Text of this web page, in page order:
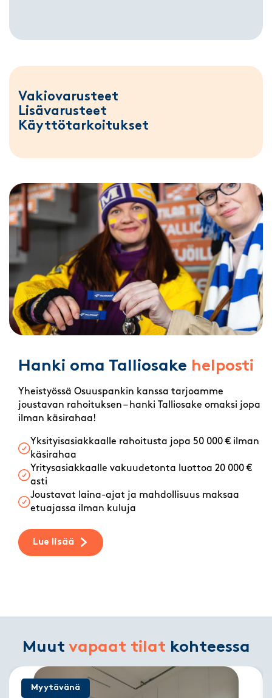
Vakiovarusteet
Lisävarusteet
Käyttötarkoitukset
Hanki oma Talliosake helposti
Yheistyössä Osuuspankin kanssa tarjoamme
joustavan rahoituksen – hanki Talliosake omaksi jopa
ilman käsirahaa!
Yksityisasiakkaalle rahoitusta jopa 50 000 € ilman
käsirahaa
Yritysasiakkaalle vakuudetonta luottoa 20 000 €
asti
Joustavat laina-ajat ja mahdollisuus maksaa
etuajassa ilman kuluja
Lue lisää
Muut vapaat tilat kohteessa
Myytävänä